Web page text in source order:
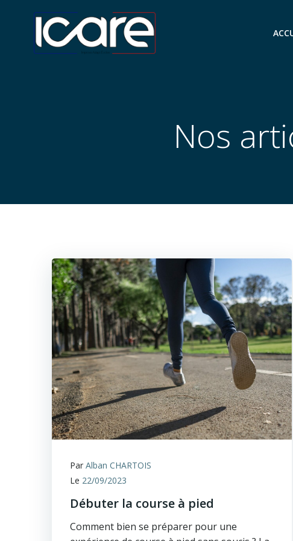
Nos
Par Alban CHARTOIS
Le 22/09/2023
Débuter la course à pied
Comment bien se préparer pour une